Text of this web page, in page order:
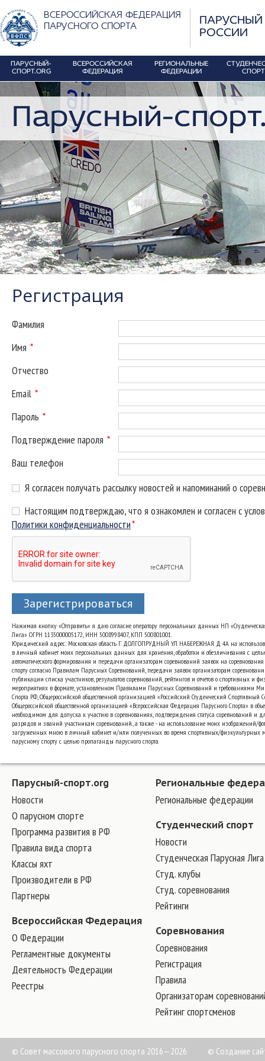
ВСЕРОССИЙСКАЯ ФЕДЕРАЦИЯ
ПАРУСНОГО СПОРТА
ПАРУСНЫЙ
РОССИИ
ПАРУСНЫЙ-
СПОРТ.ORG
ВСЕРОССИЙСКАЯ
ФЕДЕРАЦИЯ
РЕГИОНАЛЬНЫЕ
ФЕДЕРАЦИИ
СПОРТ
Парусный-
Регистрация
Фамилия
Имя *
Отчество
Email *
Пароль *
Подтверждение пароля *
Ваш телефон
Я согласен получать рассылку новостей и напоминаний о
Настоящим подтверждаю, что я ознакомлен и согласен с
Политики конфиденциальности*
Зарегистрироваться
Нажимая кнопку «Отправить» я даю согласие оператору персональных данных НП
Лига» ОГРН 1135000005172, ИНН 5008998407, КПП 500801001.
Юридический адрес: Московская область Г. ДОЛГОПРУДНЫЙ УЛ. НАБЕРЕЖНАЯ Д. 4А на
в личный кабинет моих персональных данных для хранения, обработки и обезличивания с
автоматического формирования и передачи организаторам соревнований заявок на
спорту согласно Правилам Парусных Соревнований, передачи заявок организаторам
публикации списка участников, результатов соревнований, рейтингов и отчетов о спортивных и
мероприятиях в формате, установленном Правилами Парусных Соревнований и требованиями
Спорта РФ, Общероссийской общественной организацией «Российский Студенческий Спортивный
Общероссийской общественной организацией «Всероссийская Федерация Парусного Спорта» в
необходимом для допуска к участию в соревнованиях, подтверждения статуса соревнований и
разрядов и званий участникам соревнований., а также - на использование моих изображений/
загруженных мною в личный кабинет и/или полученных во время спортивных/физкультурных
парусному спорту с целью пропаганды парусного спорта.
Парусный-спорт.org
Новости
О парусном спорте
Программа развития в РФ
Правила вида спорта
Классы яхт
Производители в РФ
Партнеры
Всероссийская Федерация
О Федерации
Регламентные документы
Деятельность Федерации
Реестры
Региональные
Региональные федерации
Студенческий спорт
Новости
Студенческая Парусная Лига
Студ. клубы
Студ. соревнования
Рейтинги
Соревнования
Соревнования
Регистрация
Правила
Организаторам
Рейтинг спортсменов
© Совет массового парусного спорта 2016—2026 © Создание